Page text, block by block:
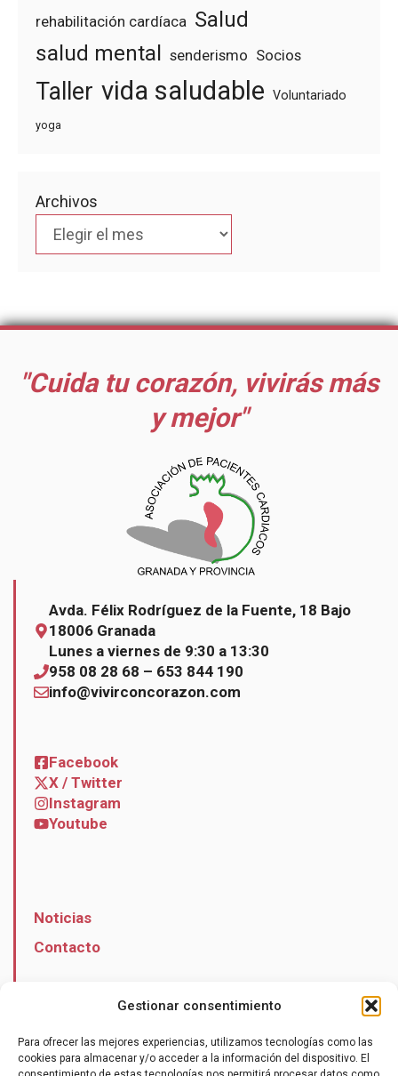
Gestionar consentimiento
Para ofrecer las mejores experiencias, utilizamos tecnologías como las
cookies para almacenar y/o acceder a la información del dispositivo. El
rehabilitación cardíaca Salud
salud mental senderismo Socios
Taller vida saludable Voluntariado
yoga
Archivos
"Cuida tu corazón, vivirás más
y mejor"
Avda. Félix Rodríguez de la Fuente, 18 Bajo
18006 Granada
Lunes a viernes de 9:30 a 13:30
958 08 28 68 – 653 844 190
info@vivirconcorazon.com
Facebook
X / Twitter
Instagram
Youtube
Noticias
Contacto
Hazte socio